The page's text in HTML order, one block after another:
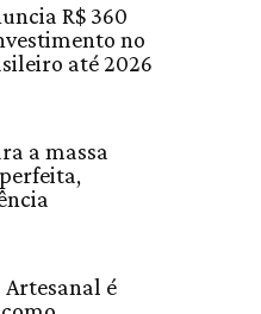
R$ 360
no
até 2026
a massa
Artesanal é